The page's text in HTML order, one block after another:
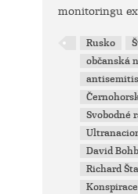
monitoringu
Rusko
občanská
Svobodné
David
Richard
Konspirace